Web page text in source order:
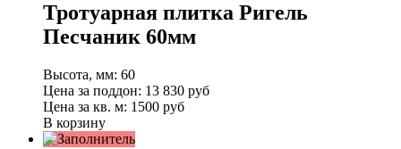
Тротуарная плитка Ригель
Песчаник 60мм
Высота, мм: 60
Цена за поддон: 13 830 руб
Цена за кв. м: 1500 руб
В корзину